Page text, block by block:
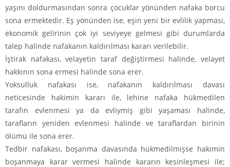
yaşını doldurmasından sonra çocuklar yönünden nafaka borcu
sona ermektedir. Eş yönünden ise, eşin yeni bir evlilik yapması,
ekonomik gelirinin çok iyi seviyeye gelmesi gibi durumlarda
talep halinde nafakanın kaldırılması kararı verilebilir.
İştirak nafakası, velayetin taraf değiştirmesi halinde, velayet
hakkının sona ermesi halinde sona erer.
Yoksulluk nafakası ise, nafakanın kaldırılması davası
neticesinde hakimin kararı ile, lehine nafaka hükmedilen
tarafın evlenmesi ya da evliymiş gibi yaşaması halinde,
tarafların yeniden evlenmesi halinde ve taraflardan birinin
ölümü ile sona erer.
Tedbir nafakası, boşanma davasında hükmedilmişse hakimin
boşanmaya karar vermesi halinde kararın kesinleşmesi ile;